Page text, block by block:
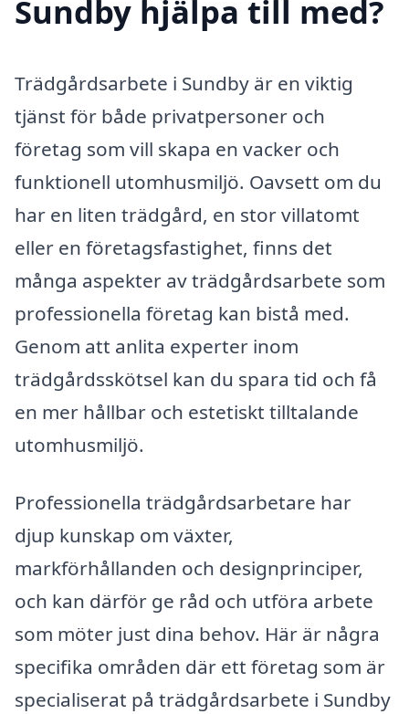
Sundby hjälpa till med?
Trädgårdsarbete i Sundby är en viktig
tjänst för både privatpersoner och
företag som vill skapa en vacker och
funktionell utomhusmiljö. Oavsett om du
har en liten trädgård, en stor villatomt
eller en företagsfastighet, finns det
många aspekter av trädgårdsarbete som
professionella företag kan bistå med.
Genom att anlita experter inom
trädgårdsskötsel kan du spara tid och få
en mer hållbar och estetiskt tilltalande
utomhusmiljö.
Professionella trädgårdsarbetare har
djup kunskap om växter,
markförhållanden och designprinciper,
och kan därför ge råd och utföra arbete
som möter just dina behov. Här är några
specifika områden där ett företag som är
specialiserat på trädgårdsarbete i Sundby